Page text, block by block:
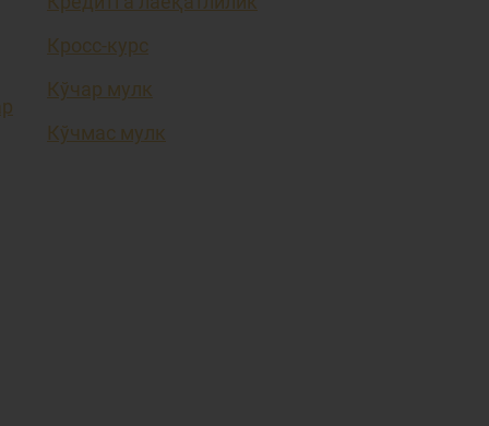
Кросс-курс
Кўчар мулк
Кўчмас мулк